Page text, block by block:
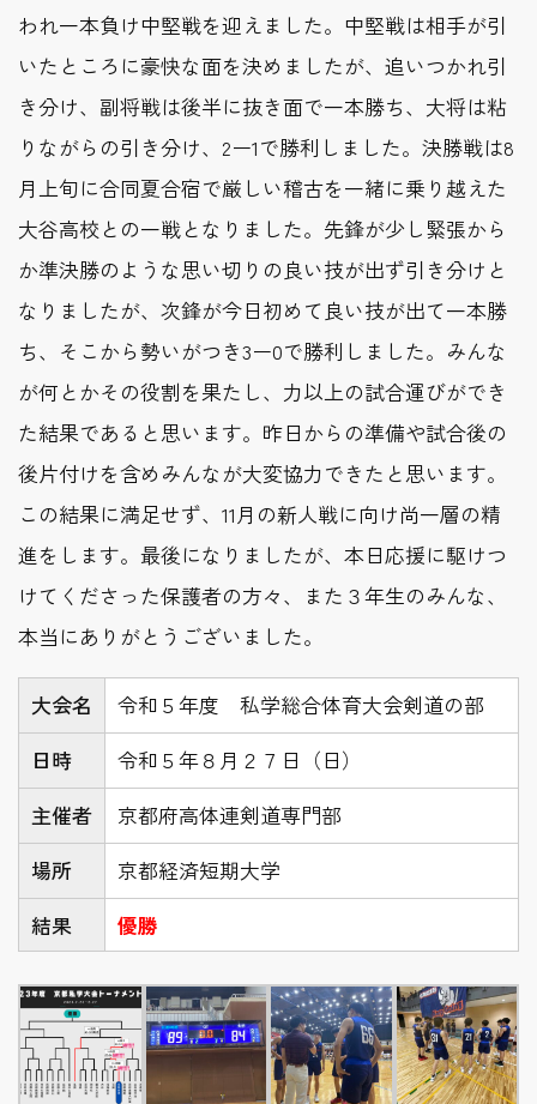
われ一本負け中堅戦を迎えました。中堅戦は相手が引
いたところに豪快な面を決めましたが、追いつかれ引
き分け、副将戦は後半に抜き面で一本勝ち、大将は粘
りながらの引き分け、2ー1で勝利しました。決勝戦は8
月上旬に合同夏合宿で厳しい稽古を一緒に乗り越えた
大谷高校との一戦となりました。先鋒が少し緊張から
か準決勝のような思い切りの良い技が出ず引き分けと
なりましたが、次鋒が今日初めて良い技が出て一本勝
ち、そこから勢いがつき3ー0で勝利しました。みんな
が何とかその役割を果たし、力以上の試合運びができ
た結果であると思います。昨日からの準備や試合後の
後片付けを含めみんなが大変協力できたと思います。
この結果に満足せず、11月の新人戦に向け尚一層の精
進をします。最後になりましたが、本日応援に駆けつ
けてくださった保護者の方々、また３年生のみんな、
本当にありがとうございました。
大会名
令和５年度 私学総合体育大会剣道の部
日時
令和５年８月２７日（日）
主催者
京都府高体連剣道専門部
場所
京都経済短期大学
結果
優勝